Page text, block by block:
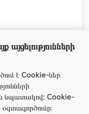
TL
է Cookie-ներ
նպատակով: Cookie-